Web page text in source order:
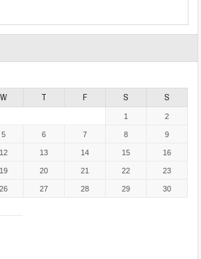
W T F S S
1 2
5 6 7 8 9
12 13 14 15 16
19 20 21 22 23
26 27 28 29 30